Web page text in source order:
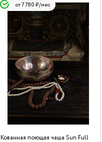
от 7 780 ₽/мес
Кованная поющая чаша Sun Full